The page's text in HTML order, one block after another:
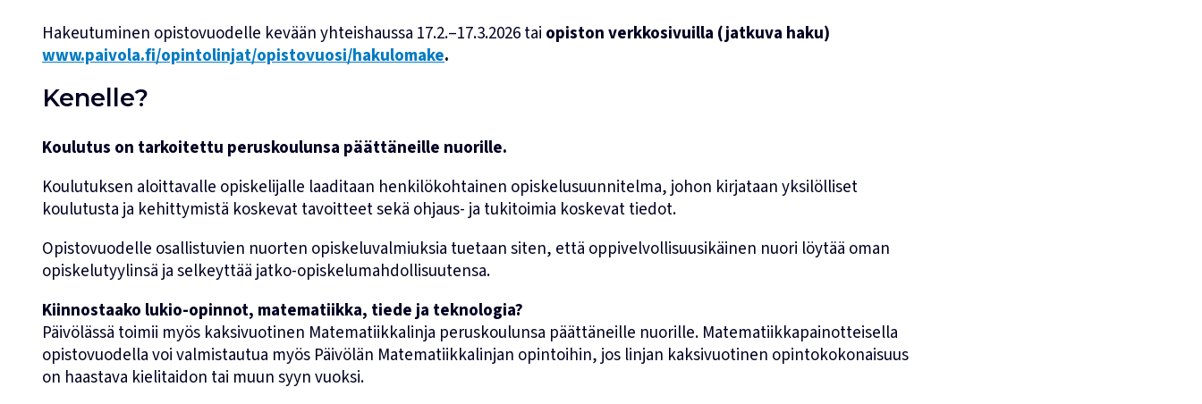
Hakeutuminen opistovuodelle kevään yhteishaussa 17.2.–17.3.2026 tai opiston verkkosivuilla (jatkuva haku)
www.paivola.fi/opintolinjat/opistovuosi/hakulomake.
Kenelle?
Koulutus on tarkoitettu peruskoulunsa päättäneille nuorille.
Koulutuksen aloittavalle opiskelijalle laaditaan henkilökohtainen opiskelusuunnitelma, johon kirjataan yksilölliset
koulutusta ja kehittymistä koskevat tavoitteet sekä ohjaus- ja tukitoimia koskevat tiedot.
Opistovuodelle osallistuvien nuorten opiskeluvalmiuksia tuetaan siten, että oppivelvollisuusikäinen nuori löytää oman
opiskelutyylinsä ja selkeyttää jatko-opiskelumahdollisuutensa.
Kiinnostaako lukio-opinnot, matematiikka, tiede ja teknologia?
Päivölässä toimii myös kaksivuotinen Matematiikkalinja peruskoulunsa päättäneille nuorille. Matematiikkapainotteisella
opistovuodella voi valmistautua myös Päivölän Matematiikkalinjan opintoihin, jos linjan kaksivuotinen opintokokonaisuus
on haastava kielitaidon tai muun syyn vuoksi.